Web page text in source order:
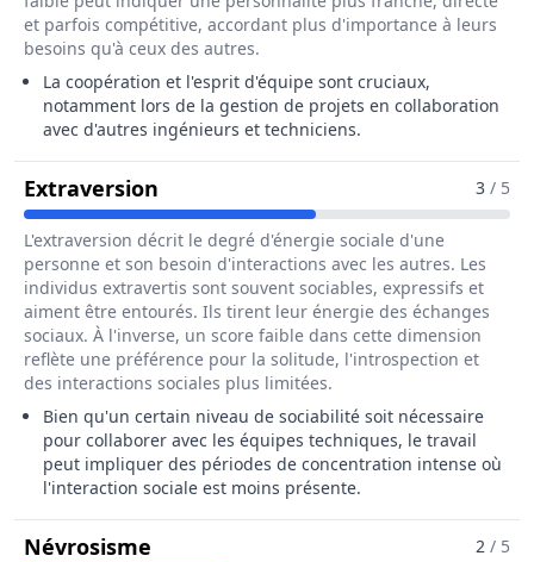
et parfois compétitive, accordant plus d'importance à leurs
besoins qu'à ceux des autres.
La coopération et l'esprit d'équipe sont cruciaux,
notamment lors de la gestion de projets en collaboration
avec d'autres ingénieurs et techniciens.
Extraversion Pour Le Métier De Ingénieur /
3 / 5
L'extraversion décrit le degré d'énergie sociale d'une
personne et son besoin d'interactions avec les autres. Les
individus extravertis sont souvent sociables, expressifs et
aiment être entourés. Ils tirent leur énergie des échanges
sociaux. À l'inverse, un score faible dans cette dimension
reflète une préférence pour la solitude, l'introspection et
des interactions sociales plus limitées.
Bien qu'un certain niveau de sociabilité soit nécessaire
pour collaborer avec les équipes techniques, le travail
peut impliquer des périodes de concentration intense où
l'interaction sociale est moins présente.
Névrosisme Pour Le Métier De Ingénieur /2 / 5